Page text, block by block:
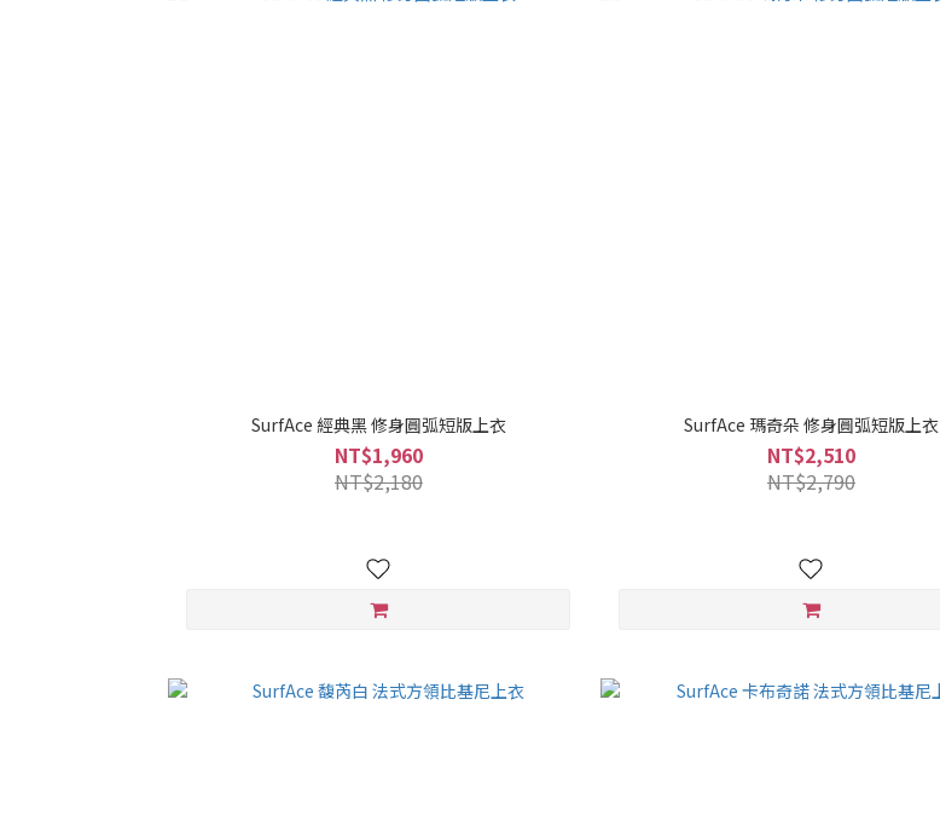
SurfAce 經典黑 修身圓弧短版上衣
NT$1,960
NT$2,180
SurfAce 瑪奇朵 修身圓弧短版上衣
NT$2,510
NT$2,790